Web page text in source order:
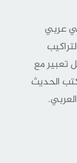
عربي
تعبير مع
الحديث